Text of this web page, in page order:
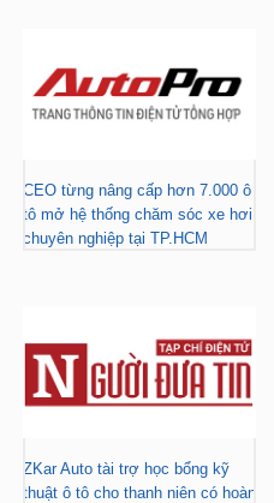
CEO từng nâng cấp hơn 7.000 ô
tô mở hệ thống chăm sóc xe hơi
chuyên nghiệp tại TP.HCM
ZKar Auto tài trợ học bổng kỹ
thuật ô tô cho thanh niên có hoàn